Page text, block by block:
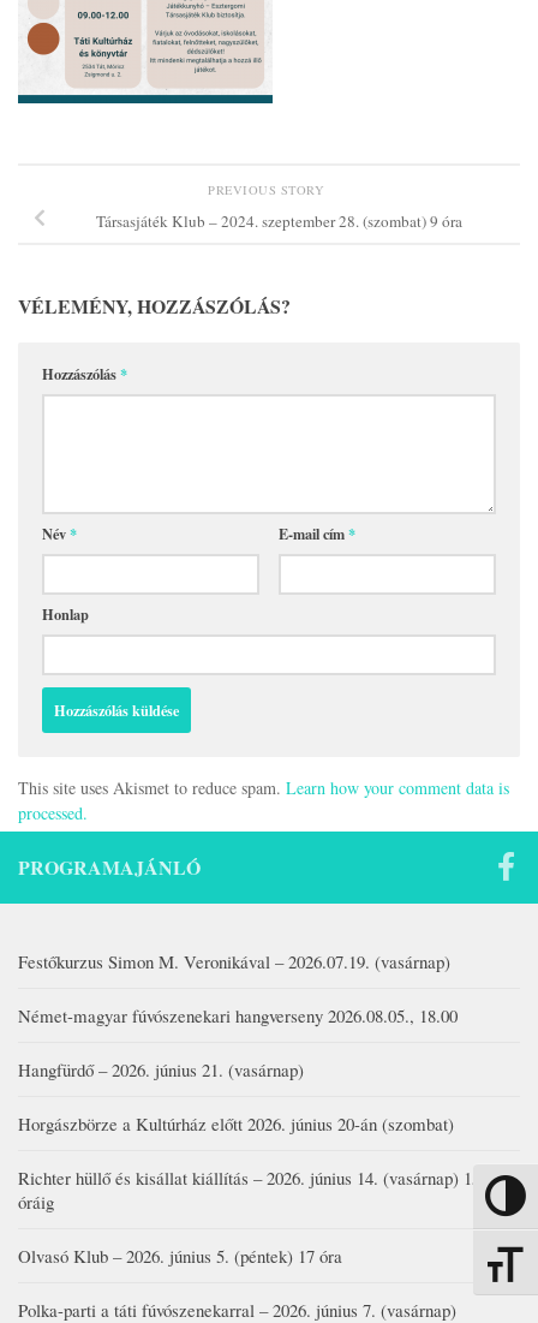
Nagy
PREVIOUS STORY
Társasjáték Klub – 2024. szeptember 28. (szombat) 9 óra
VÉLEMÉNY, HOZZÁSZÓLÁS?
Hozzászólás*
Név* E-mail cím*
Honlap
This site uses Akismet to reduce spam. Learn how your comment data is
processed.
PROGRAMAJÁNLÓ
Festőkurzus Simon M. Veronikával – 2026.07.19. (vasárnap)
Német-magyar fúvószenekari hangverseny 2026.08.05., 18.00
Hangfürdő – 2026. június 21. (vasárnap)
Horgászbörze a Kultúrház előtt 2026. június 20-án (szombat)
Richter hüllő és kisállat kiállítás – 2026. június 14. (vasárnap) 15-17
óráig
Olvasó Klub – 2026. június 5. (péntek) 17 óra
Polka-parti a táti fúvószenekarral – 2026. június 7. (vasárnap)